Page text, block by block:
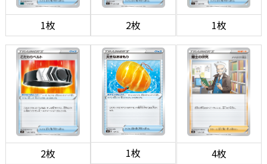
1枚 2枚 1枚
2枚 1枚 4枚